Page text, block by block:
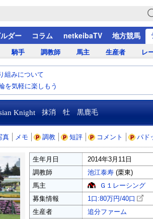
ダー コラム netkeibaTV 地方競馬
騎手 調教師 馬主 生産者 レ
組みについて
を気軽に楽しもう
Knight 抹消 牡 黒鹿毛
真 メモ 調教 短評 コメント パド
生年月日
2014年3月11日
調教師
池江泰寿 (栗東)
馬主
Ｇ１レーシング
募集情報
1口:80万円/40口
生産者
追分ファーム